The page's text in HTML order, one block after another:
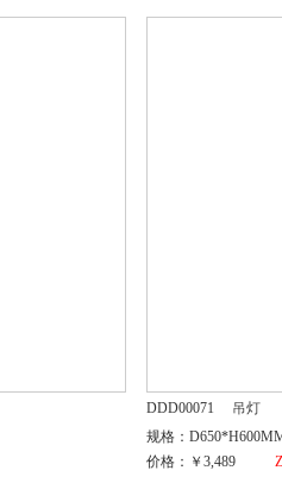
DDD00071
吊灯
规格：
价格：￥3,489